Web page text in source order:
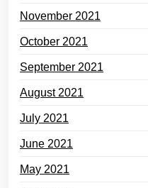
November 2021
October 2021
September 2021
August 2021
July 2021
June 2021
May 2021